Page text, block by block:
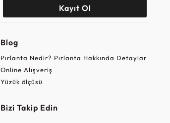
Kayıt Ol
Blog
Pırlanta Nedir? Pırlanta Hakkında Detaylar
Online Alışveriş
Yüzük ölçüsü
Bizi Takip Edin